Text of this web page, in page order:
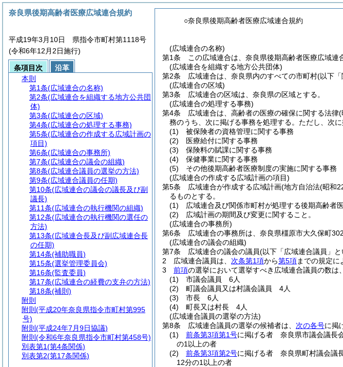
○奈良県後期高齢者医療広域連合規約
(広域連合の名称)
第1条
この広域連合は、奈良県後期高齢者医療広域連
(広域連合を組織する地方公共団体)
第2条
広域連合は、奈良県内のすべての市町村(以下「
(広域連合の区域)
第3条
広域連合の区域は、奈良県の区域とする。
(広域連合の処理する事務)
第4条
広域連合は、高齢者の医療の確保に関する法律(
務のうち、次に掲げる事務を処理する。 ただし、次に
(1)
被保険者の資格管理に関する事務
(2)
医療給付に関する事務
(3)
保険料の賦課に関する事務
(4)
保健事業に関する事務
(5)
その他後期高齢者医療制度の実施に関する事務
(広域連合の作成する広域計画の項目)
第5条
広域連合が作成する広域計画(地方自治法(昭和
るものとする。
(1)
広域連合及び関係市町村が処理する後期高齢者
(2)
広域計画の期間及び変更に関すること。
(広域連合の事務所)
第6条
広域連合の事務所は、奈良県橿原市大久保町302
(広域連合の議会の組織)
第7条
広域連合の議会の議員(以下「広域連合議員」と
2
広域連合議員は、 次条第1項から第5項までの規定に
3
前項の選挙において選挙すべき広域連合議員の数は、
(1)
市議会議員 6人
(2)
町議会議員又は村議会議員 4人
(3)
市長 6人
(4)
町長又は村長 4人
(広域連合議員の選挙の方法)
第8条
広域連合議員の選挙の候補者は、 次の各号に掲
(1)
前条第3項第1号に掲げる者 奈良県市議会議長
の1以上の者
(2)
前条第3項第2号に掲げる者 奈良県町村議会議
12分の1以上の者
奈良県後期高齢者医療広域連合規約
平成19年3月10日 県指令市町村第1118号
(令和6年12月2日施行)
条項目次
沿革
本則
第1条(広域連合の名称)
第2条(広域連合を組織する地方公共団
体)
第3条(広域連合の区域)
第4条(広域連合の処理する事務)
第5条(広域連合の作成する広域計画の
項目)
第6条(広域連合の事務所)
第7条(広域連合の議会の組織)
第8条(広域連合議員の選挙の方法)
第9条(広域連合議員の任期)
第10条(広域連合の議会の議長及び副
議長)
第11条(広域連合の執行機関の組織)
第12条(広域連合の執行機関の選任の
方法)
第13条(広域連合長及び副広域連合長
の任期)
第14条(補助職員)
第15条(選挙管理委員会)
第16条(監査委員)
第17条(広域連合の経費の支弁の方法)
第18条(補則)
附則
附則 (平成20年奈良県指令市町村第995
号)
附則 (平成24年7月9日協議)
附則 (令和6年奈良県指令市町村第458号)
別表第1(第4条関係)
別表第2(第17条関係)